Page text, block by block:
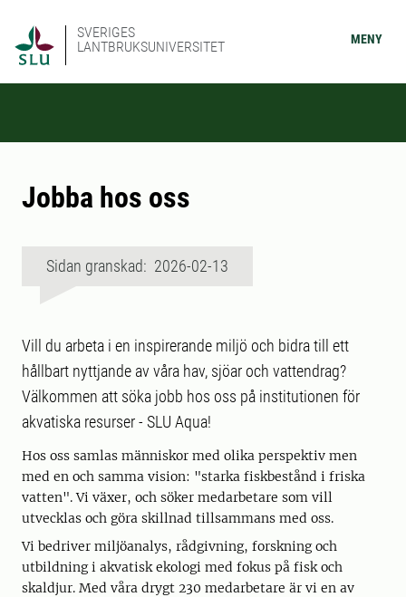
SVERIGES
LANTBRUKSUNIVERSITET
MENY
Jobba hos oss
Sidan granskad: 2026-02-13
Vill du arbeta i en inspirerande miljö och bidra till ett
hållbart nyttjande av våra hav, sjöar och vattendrag?
Välkommen att söka jobb hos oss på institutionen för
akvatiska resurser - SLU Aqua!
Hos oss samlas människor med olika perspektiv men
med en och samma vision: "starka fiskbestånd i friska
vatten". Vi växer, och söker medarbetare som vill
utvecklas och göra skillnad tillsammans med oss.
Vi bedriver miljöanalys, rådgivning, forskning och
utbildning i akvatisk ekologi med fokus på fisk och
skaldjur. Med våra drygt 230 medarbetare är vi en av